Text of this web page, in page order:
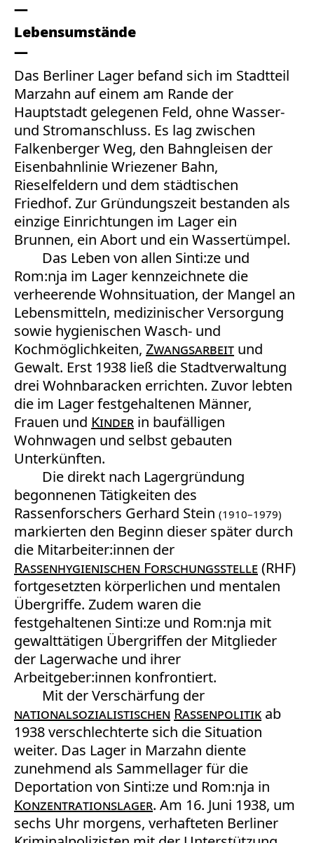
Lebensumstände
Das Berliner Lager befand sich im Stadtteil
Marzahn auf einem am Rande der
Hauptstadt gelegenen Feld, ohne Wasser-
und Stromanschluss. Es lag zwischen
Falkenberger Weg, den Bahngleisen der
Eisenbahnlinie Wriezener Bahn,
Rieselfeldern und dem städtischen
Friedhof. Zur Gründungszeit bestanden als
einzige Einrichtungen im Lager ein
Brunnen, ein Abort und ein Wassertümpel.
Das Leben von allen Sinti:ze und
Rom:nja im Lager kennzeichnete die
verheerende Wohnsituation, der Mangel an
Lebensmitteln, medizinischer Versorgung
sowie hygienischen Wasch- und
Kochmöglichkeiten, Zwangsarbeit und
Gewalt. Erst 1938 ließ die Stadtverwaltung
drei Wohnbaracken errichten. Zuvor lebten
die im Lager festgehaltenen Männer,
Frauen und Kinder in baufälligen
Wohnwagen und selbst gebauten
Unterkünften.
Die direkt nach Lagergründung
begonnenen Tätigkeiten des
Rassenforschers Gerhard Stein (1910–1979)
markierten den Beginn dieser später durch
die Mitarbeiter:innen der
Rassenhygienischen Forschungsstelle (RHF)
fortgesetzten körperlichen und mentalen
Übergriffe. Zudem waren die
festgehaltenen Sinti:ze und Rom:nja mit
gewalttätigen Übergriffen der Mitglieder
der Lagerwache und ihrer
Arbeitgeber:innen konfrontiert.
Mit der Verschärfung der
nationalsozialistischen Rassenpolitik ab
1938 verschlechterte sich die Situation
weiter. Das Lager in Marzahn diente
zunehmend als Sammellager für die
Deportation von Sinti:ze und Rom:nja in
Konzentrationslager. Am 16. Juni 1938, um
sechs Uhr morgens, verhafteten Berliner